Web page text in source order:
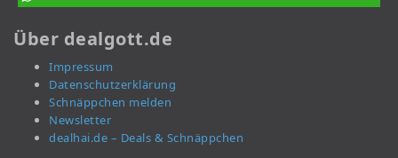
Über dealgott.de
Impressum
Datenschutzerklärung
Schnäppchen melden
Newsletter
dealhai.de – Deals & Schnäppchen